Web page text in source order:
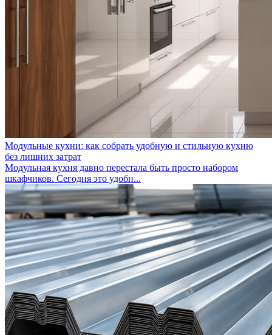
Модульные кухни: как собрать удобную и стильную кухню
без лишних затрат
Модульная кухня давно перестала быть просто набором
шкафчиков. Сегодня это удобн...